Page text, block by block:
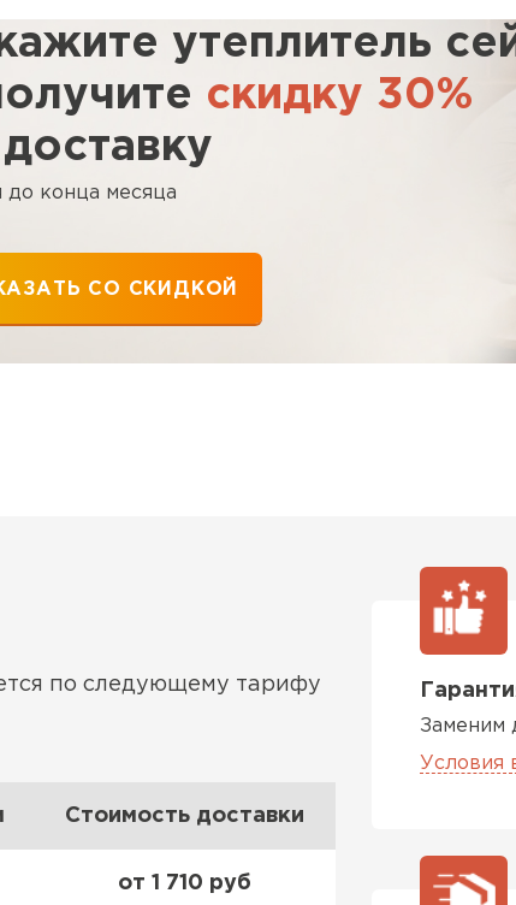
утеплитель
скидку 30%
до конца месяца
СО СКИДКОЙ
по следующему тарифу
Стоимость доставки
от 1 710 руб
Заменим
Условия